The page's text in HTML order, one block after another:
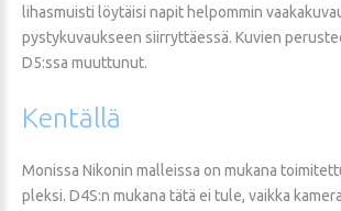
lihasmuisti löytäisi napit helpommin
pystykuvaukseen siirryttäessä. Kuvien
D5:ssa muuttunut.
Kentällä
Monissa Nikonin malleissa on mukana
pleksi. D4S:n mukana tätä ei tule, vaikka